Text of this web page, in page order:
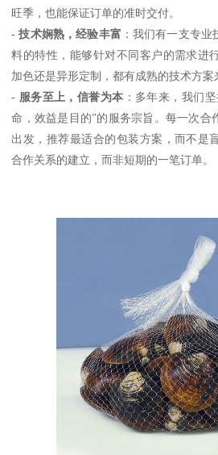
旺季，也能保证订单的准时交付。
-技术娴熟，经验丰富 ：我们有一支专
料的特性，能够针对不同客户的需求进
加色还是异形定制，都有成熟的技术方案
- 服务至上，信誉为本 ：多年来，我们
命，效益是目的”的服务宗旨。每一次合
出发，推荐最适合的包装方案，而不是
合作关系的建立，而非短期的一笔订单。